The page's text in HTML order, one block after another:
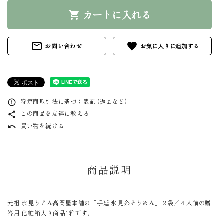
shopping_cart カートに入れる
mail_outline お問い合わせ favorite
error_outline 特定商取引法に基づく表記 (返品など)
share この商品を友達に教える
undo 買い物を続ける
商品説明
元祖 氷見うどん高岡屋本舗の「手延 氷見糸そうめん」２袋／４人前の贈
答用 化粧箱入り商品1箱です。